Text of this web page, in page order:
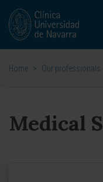
Home > Our professionals
Medical